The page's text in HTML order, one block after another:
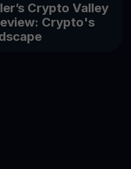
Crypto Valley
Crypto's